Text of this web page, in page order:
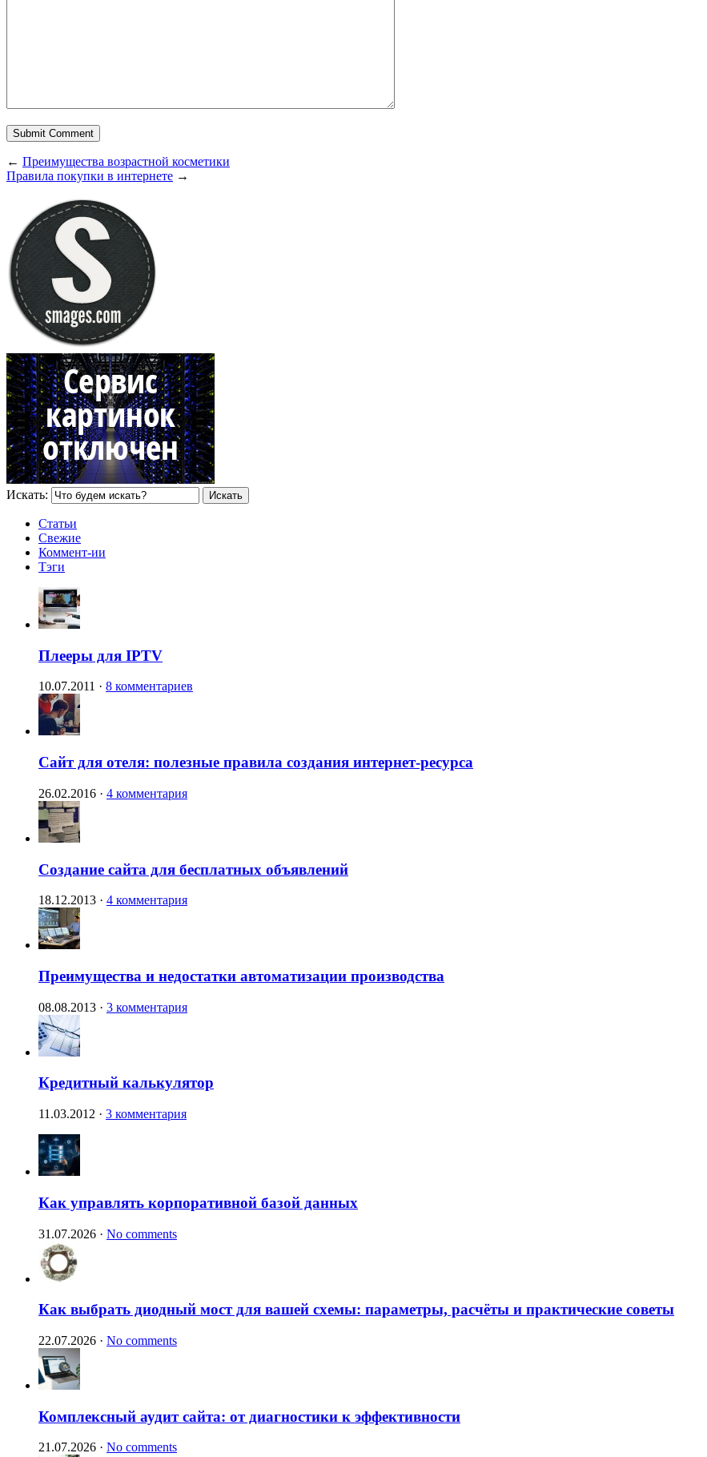
← Преимущества возрастной косметики
Правила покупки в интернете →
Искать:
Статьи
Свежие
Коммент-ии
Тэги
Плееры для IPTV
10.07.2011 · 8 комментариев
Сайт для отеля: полезные правила создания интернет-ресурса
26.02.2016 · 4 комментария
Создание сайта для бесплатных объявлений
18.12.2013 · 4 комментария
Преимущества и недостатки автоматизации производства
08.08.2013 · 3 комментария
Кредитный калькулятор
11.03.2012 · 3 комментария
Как управлять корпоративной базой данных
31.07.2026 · No comments
Как выбрать диодный мост для вашей схемы: параметры, расчёты и практические советы
22.07.2026 · No comments
Комплексный аудит сайта: от диагностики к эффективности
21.07.2026 · No comments